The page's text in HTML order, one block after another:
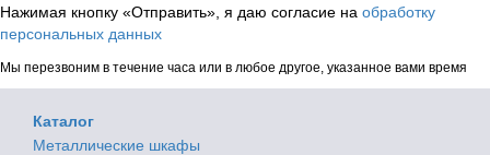
Нажимая кнопку «Отправить», я даю согласие на обработку
персональных данных
Мы перезвоним в течение часа или в любое другое, указанное вами время
Каталог
Металлические шкафы